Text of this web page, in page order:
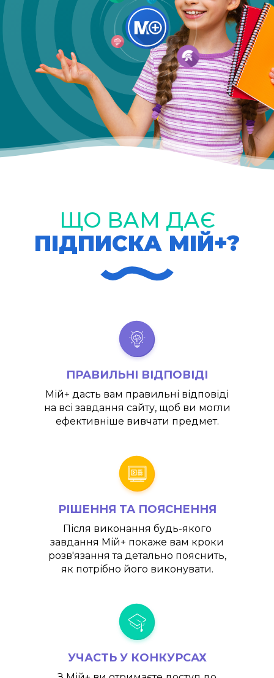
ЩО ВАМ ДАЄ
ПІДПИСКА МІЙ+?
ПРАВИЛЬНІ ВІДПОВІДІ
Мій+ дасть вам правильні відповіді
на всі завдання сайту, щоб ви могли
ефективніше вивчати предмет.
РІШЕННЯ ТА ПОЯСНЕННЯ
Після виконання будь-якого
завдання Мій+ покаже вам кроки
розв'язання та детально пояснить,
як потрібно його виконувати.
УЧАСТЬ У КОНКУРСАХ